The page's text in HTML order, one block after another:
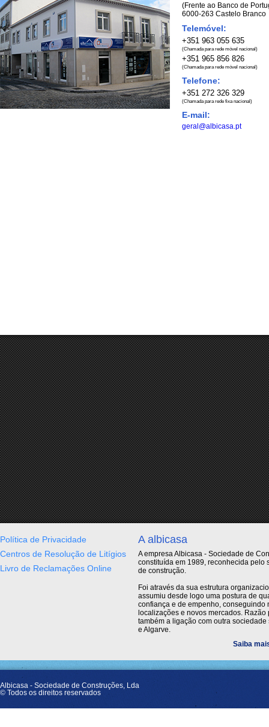
(Frente ao Banco de
6000-263 Castelo Branco
Telemóvel:
+351 963 055 635
(Chamada para rede móvel nacional)
+351 965 856 826
(Chamada para rede móvel nacional)
Telefone:
+351 272 326 329
(Chamada para rede fixa nacional)
E-mail:
geral@albicasa.pt
Política de Privacidade
Centros de Resolução de Litígios
Livro de Reclamações Online
A albicasa
A empresa Albicasa - Sociedade de
constituída em 1989, reconhecida pelo
de construção.
Foi através da sua estrutura
assumiu desde logo uma postura de
confiança e de empenho, conseguindo
localizações e novos mercados.
também a ligação com outra
e Algarve.
Saiba
Albicasa - Sociedade de Construções, Lda
© Todos os direitos reservados